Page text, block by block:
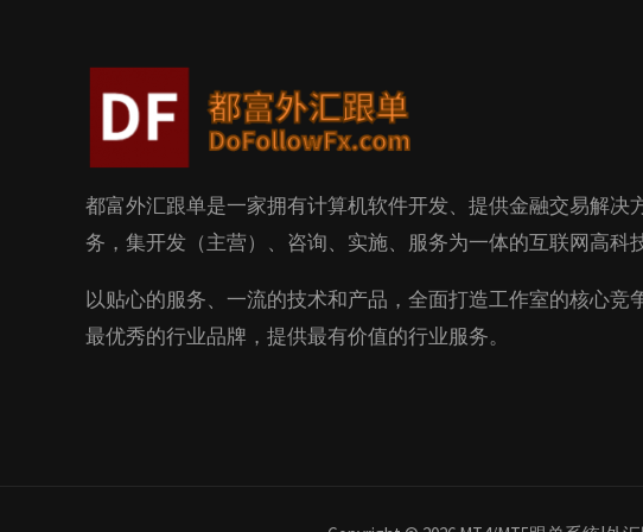
都富外汇跟单是一家拥有计算机软件开发、提供金融交易解决
务，集开发（主营）、咨询、实施、服务为一体的互联网高科
以贴心的服务、一流的技术和产品，全面打造工作室的核心竞
最优秀的行业品牌，提供最有价值的行业服务。